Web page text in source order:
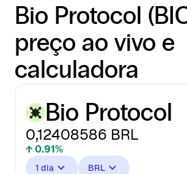
Bio Protocol
preço ao vivo e
calculadora
Bio Protocol
0,12408586 BRL
↑ 0.91%
1 dia BRL